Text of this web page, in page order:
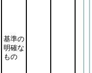
基準の
明確な
もの